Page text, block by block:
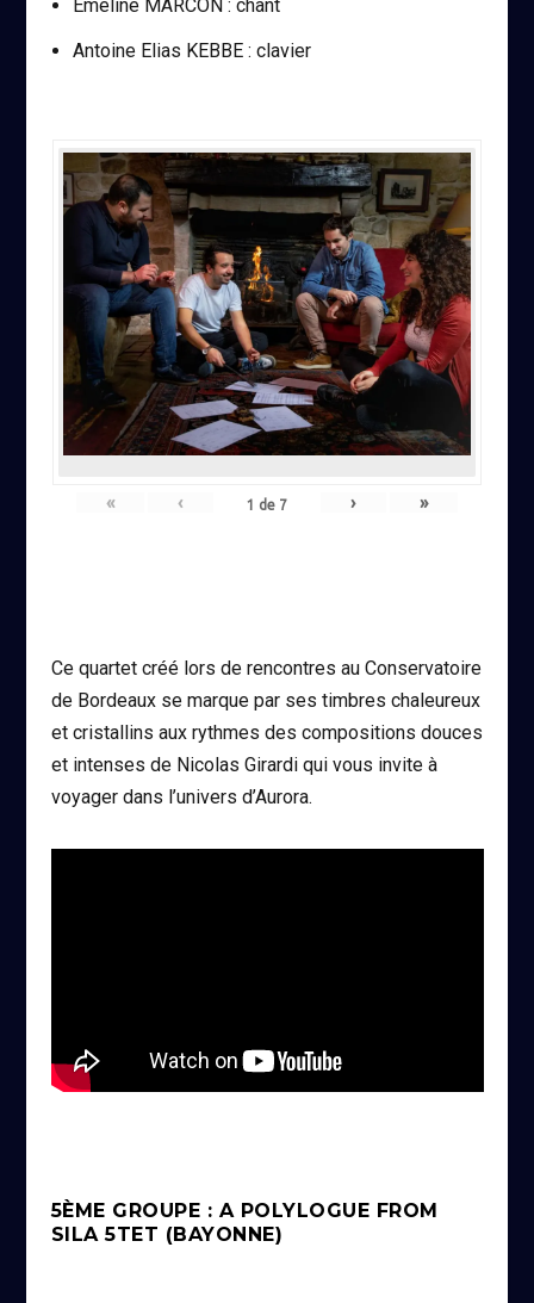
Emeline MARCON : chant
Antoine Elias KEBBE : clavier
« ‹ 1 de 7 › »
Ce quartet créé lors de rencontres au Conservatoire
de Bordeaux se marque par ses timbres chaleureux
et cristallins aux rythmes des compositions douces
et intenses de Nicolas Girardi qui vous invite à
voyager dans l’univers d’Aurora.
5ÈME GROUPE : A POLYLOGUE FROM
SILA 5TET (BAYONNE)